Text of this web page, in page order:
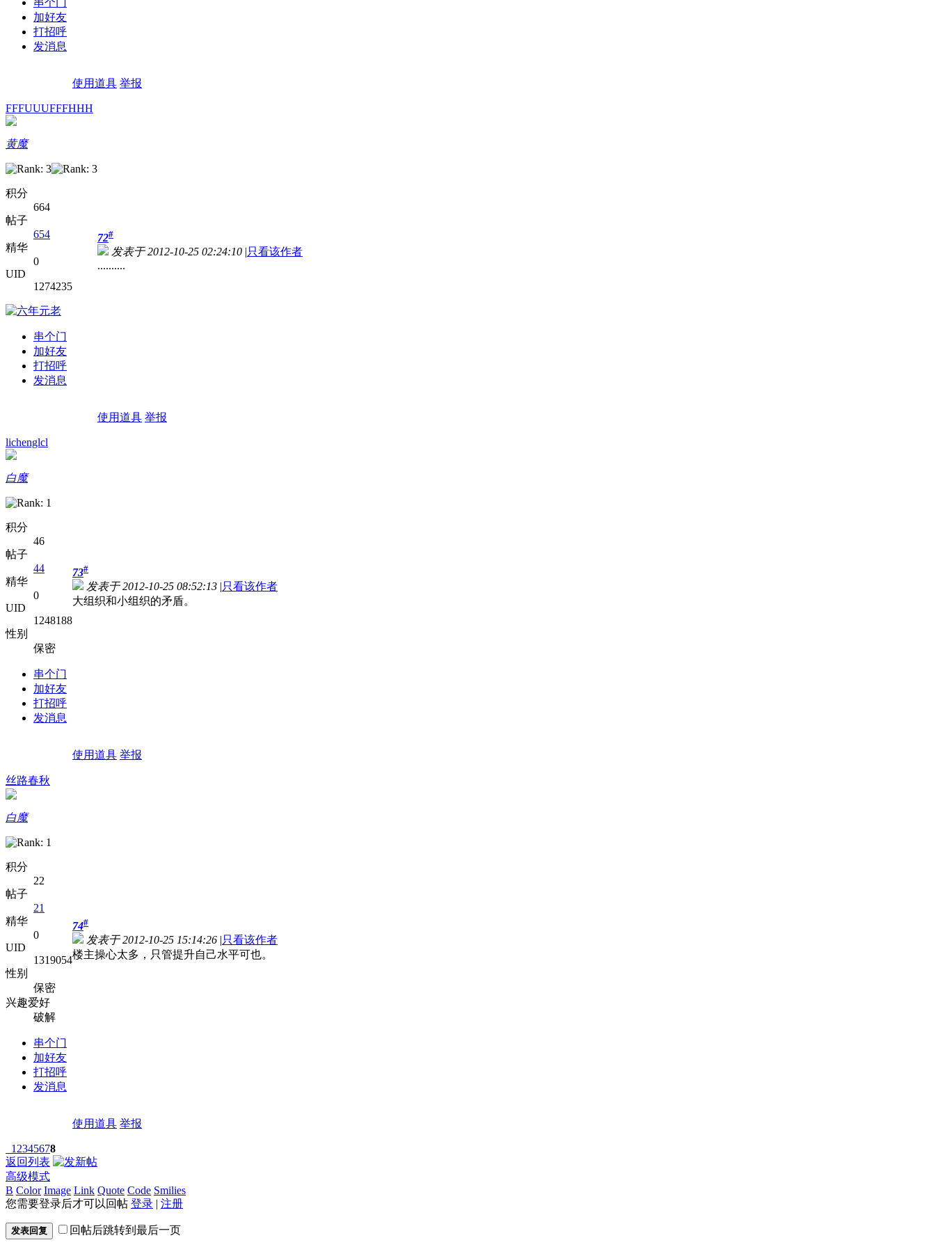
加好友
打招呼
发消息
使用道具 举报
FFFUUUFFFHHH
黄魔
积分
664
帖子
654
精华
0
UID
1274235
串个门
加好友
打招呼
发消息
72#
发表于 2012-10-25 02:24:10 |只看该作者
..........
使用道具 举报
lichenglcl
白魔
积分
46
帖子
44
精华
0
UID
1248188
性别
保密
串个门
加好友
打招呼
发消息
73#
发表于 2012-10-25 08:52:13 |只看该作者
大组织和小组织的矛盾。
使用道具 举报
丝路春秋
白魔
积分
22
帖子
21
精华
0
UID
1319054
性别
保密
兴趣爱好
破解
串个门
加好友
打招呼
发消息
74#
发表于 2012-10-25 15:14:26 |只看该作者
楼主操心太多，只管提升自己水平可也。
使用道具 举报
1 2345678
返回列表
高级模式
B Color Image Link Quote Code Smilies
您需要登录后才可以回帖 登录 | 注册
发表回复 回帖后跳转到最后一页